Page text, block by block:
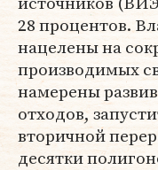
28 процентов.
нацелены на
производимых
намерены
отходов,
вторичной
десятки